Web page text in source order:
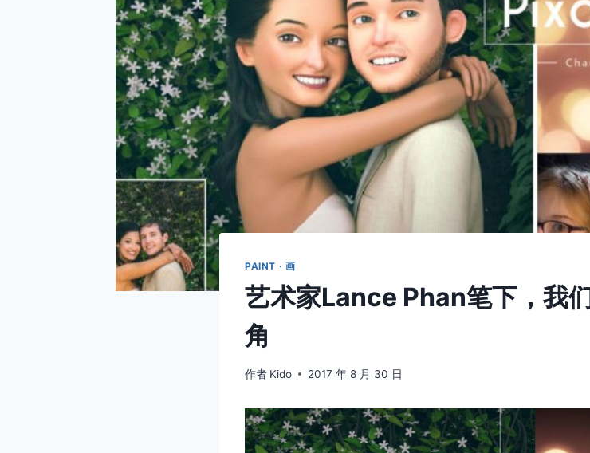
PAINT · 画
艺术家Lance Phan笔下，我
角
作者 Kido 2017 年 8 月 30 日